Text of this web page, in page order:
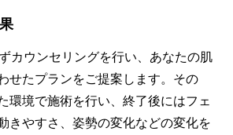
カウンセリングを行い、 あなたの肌
せたプランをご提案します。 その
環境で施術を行い、 終了後にはフェ
きやすさ、姿勢の変化などの変化を